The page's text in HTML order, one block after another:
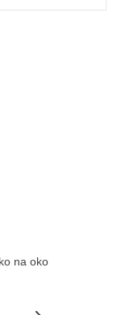
na oko